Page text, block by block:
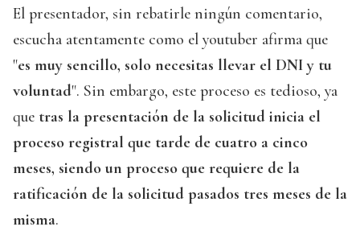
El presentador, sin rebatirle ningún comentario,
escucha atentamente como el youtuber afirma que
"es muy sencillo, solo necesitas llevar el DNI y tu
voluntad". Sin embargo, este proceso es tedioso, ya
que tras la presentación de la solicitud inicia el
proceso registral que tarde de cuatro a cinco
meses, siendo un proceso que requiere de la
ratificación de la solicitud pasados tres meses de la
misma.